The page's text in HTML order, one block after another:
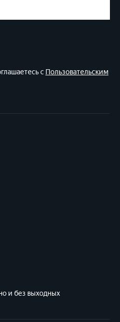
с Пользовательским
и без выходных